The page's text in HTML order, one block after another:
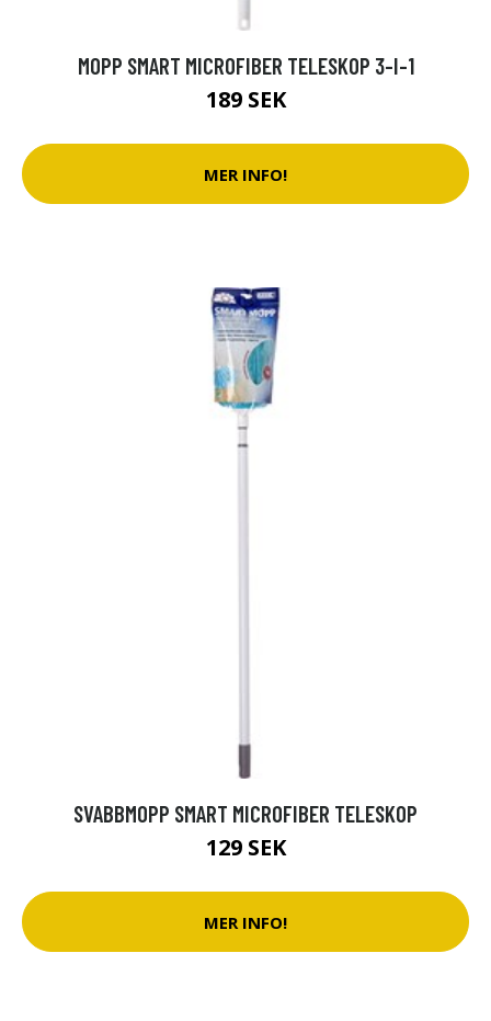
MOPP SMART MICROFIBER TELESKOP 3-I-1
189 SEK
MER INFO!
SVABBMOPP SMART MICROFIBER TELESKOP
129 SEK
MER INFO!